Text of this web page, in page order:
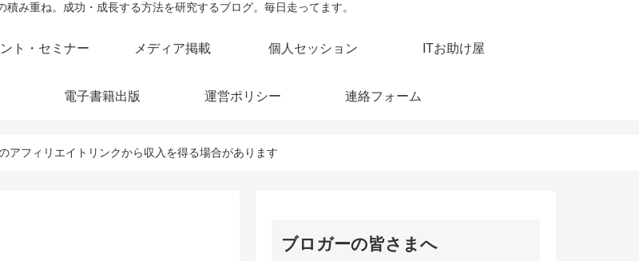
積み重ね。成功・成長する方法を研究するブログ。毎日走ってます。
ト・セミナー メディア掲載 個人セッション ITお助け屋
電子書籍出版 運営ポリシー 連絡フォーム
アフィリエイトリンクから収入を得る場合があります
ブロガーの皆さまへ